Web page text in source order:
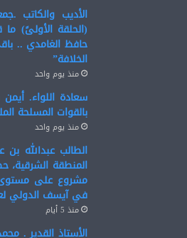
الأديب والكاتب
(الحلقة الأولىً)
حافظ الغامدي ..
الخلافة”
منذ يوم واحد
سعادة اللواء.
بالقوات المسلحة
منذ يوم واحد
الطالب عبدالله بن
المنطقة
في آيسف الدولي لعام
منذ 5 أيام
الأستاذ القدير .